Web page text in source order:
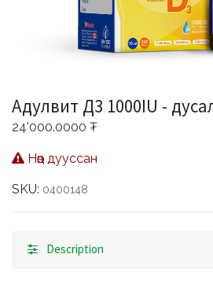
Адулвит Д3 1000IU -
24'000.0000 ₮
Нөөц дууссан
SKU: 0400148
Description